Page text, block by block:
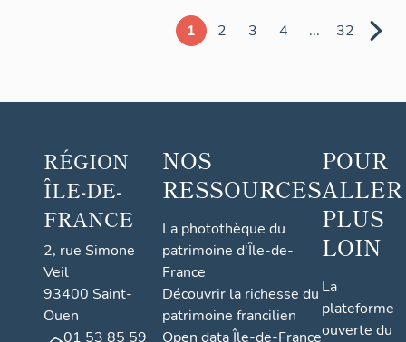
1 2 3 4 ... 32
RÉGION
ÎLE-DE-
FRANCE
2, rue Simone
Veil
93400 Saint-
Ouen
01 53 85 59
NOS
RESSOURCES
La photothèque du
patrimoine d'Île-de-
France
Découvrir la richesse du
patrimoine francilien
Open data Île-de-France
POUR
ALLER
PLUS
LOIN
La
plateforme
ouverte du